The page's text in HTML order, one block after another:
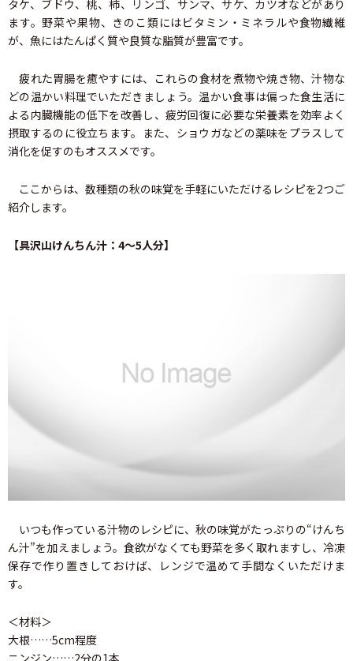
タケ、ブドウ、桃、柿、リンゴ、サンマ、サケ、カツオなどがあり
ます。野菜や果物、きのこ類にはビタミン・ミネラルや食物繊維
が、魚にはたんぱく質や良質な脂質が豊富です。
疲れた胃腸を癒やすには、これらの食材を煮物や焼き物、汁物な
どの温かい料理でいただきましょう。温かい食事は偏った食生活に
よる内臓機能の低下を改善し、疲労回復に必要な栄養素を効率よく
摂取するのに役立ちます。また、ショウガなどの薬味をプラスして
消化を促すのもオススメです。
ここからは、数種類の秋の味覚を手軽にいただけるレシピを2つご
紹介します。
【具沢山けんちん汁：4～5人分】
いつも作っている汁物のレシピに、秋の味覚がたっぷりの“けんち
ん汁”を加えましょう。食欲がなくても野菜を多く取れますし、冷凍
保存で作り置きしておけば、レンジで温めて手間なくいただけま
す。
＜材料＞
大根……5cm程度
ニンジン……2分の1本